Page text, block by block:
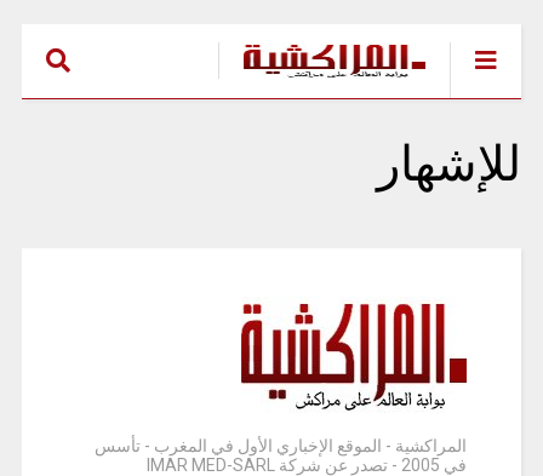
للإشهار
المراكشية - الموقع الإخباري الأول في المغرب - تأسس
في 2005 - تصدر عن شركة IMAR MED-SARL